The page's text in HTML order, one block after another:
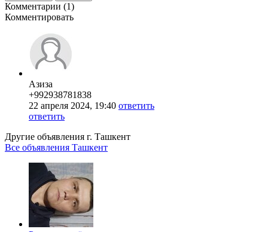
Комментарии (1)
Комментировать
Азиза
+992938781838
22 апреля 2024, 19:40 ответить
ответить
Другие объявления г. Ташкент
Все объявления Ташкент